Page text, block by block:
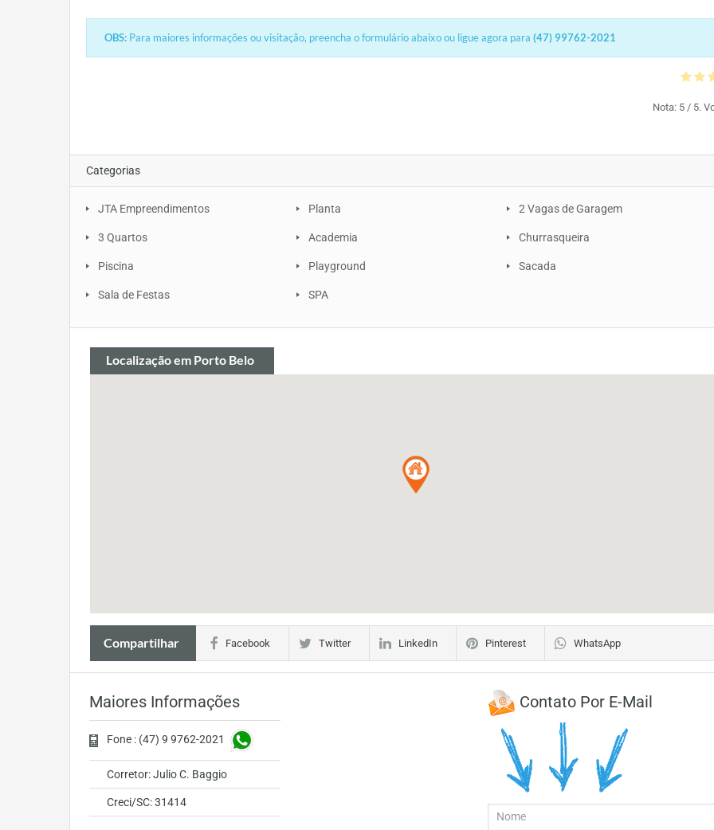
OBS: Para maiores informações ou visitação, preencha o formulário abaixo ou ligue agora para (47) 99762-2021
Nota: 5 / 5.
Categorias
JTA Empreendimentos Planta 2 Vagas de Garagem
3 Quartos Academia Churrasqueira
Piscina Playground Sacada
Sala de Festas SPA
Localizaçãoem Porto Belo
Compartilhar Facebook Twitter LinkedIn Pinterest WhatsApp
Maiores Informações
Fone : (47) 9 9762-2021
Corretor: Julio C. Baggio
Creci/SC: 31414
Contato Por E-Mail